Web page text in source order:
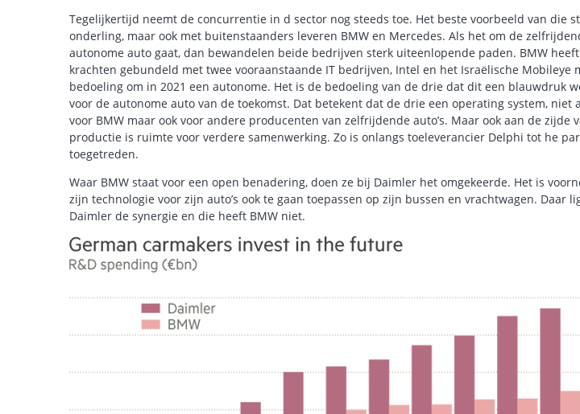
Tegelijkertijd neemt de concurrentie in d sector nog steeds toe. Het beste voorbeeld van die
onderling, maar ook met buitenstaanders leveren BMW en Mercedes. Als het om de
autonome auto gaat, dan bewandelen beide bedrijven sterk uiteenlopende paden. BMW
krachten gebundeld met twee vooraanstaande IT bedrijven, Intel en het Israëlische Mobileye
bedoeling om in 2021 een autonome. Het is de bedoeling van de drie dat dit een blauwdruk
voor de autonome auto van de toekomst. Dat betekent dat de drie een operating system, niet
voor BMW maar ook voor andere producenten van zelfrijdende auto’s. Maar ook aan de zijde
productie is ruimte voor verdere samenwerking. Zo is onlangs toeleverancier Delphi tot he
toegetreden.
Waar BMW staat voor een open benadering, doen ze bij Daimler het omgekeerde. Het is
zijn technologie voor zijn auto’s ook te gaan toepassen op zijn bussen en vrachtwagen. Daar
Daimler de synergie en die heeft BMW niet.